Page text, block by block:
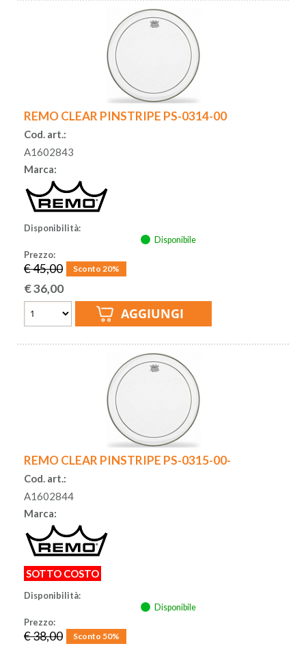
REMO CLEAR PINSTRIPE PS-0314-00
Cod. art.:
A1602843
Marca:
Disponibilità:
Disponibile
Prezzo:
€ 45,00 Sconto 20%
€36,00
REMO CLEAR PINSTRIPE PS-0315-00-
Cod. art.:
A1602844
Marca:
SOTTO COSTO
Disponibilità:
Disponibile
Prezzo:
€ 38,00 Sconto 50%